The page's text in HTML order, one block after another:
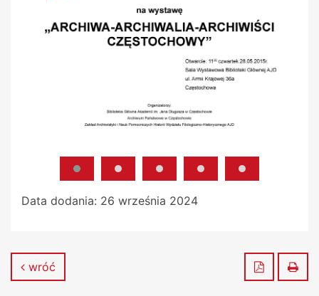
Data dodania: 26 września 2024
wróć Zapisz do